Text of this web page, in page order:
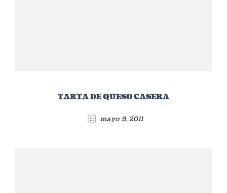
TARTA DE QUESO CASERA
mayo 9, 2011